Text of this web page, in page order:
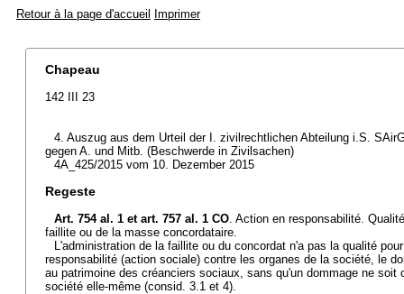
Retour à la page d'accueil Imprimer
Chapeau
142 III 23
4. Auszug aus dem Urteil der I. zivilrechtlichen Abteilung i.S.
gegen A. und Mitb. (Beschwerde in Zivilsachen)
4A_425/2015 vom 10. Dezember 2015
Regeste
Art. 754 al. 1 et art. 757 al. 1 CO. Action en responsabilité.
faillite ou de la masse concordataire.
L'administration de la faillite ou du concordat n'a pas la qualité
responsabilité (action sociale) contre les organes de la société, le
au patrimoine des créanciers sociaux, sans qu'un dommage ne soit
société elle-même (consid. 3.1 et 4).